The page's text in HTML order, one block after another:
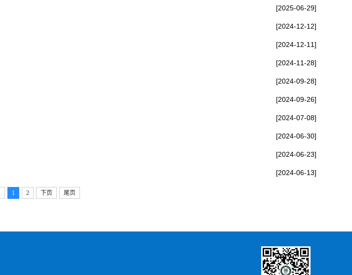
[2025-06-29]
[2024-12-12]
[2024-12-11]
[2024-11-28]
[2024-09-28]
[2024-09-26]
[2024-07-08]
[2024-06-30]
[2024-06-23]
[2024-06-13]
1 2 下页 尾页